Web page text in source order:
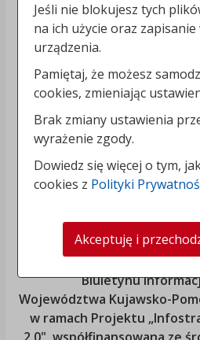
„Rozbudowa i modernizacja
Biuletynu
Województwa Kujawsko-
w ramach Projektu
Jeśli nie blokujesz tych
na ich użycie oraz zapisanie
urządzenia.
Pamiętaj, że możesz
cookies, zmieniając
Brak zmiany ustawienia
wyrażenie zgody.
Dowiedz się więcej o tym,
cookies z Polityki
Akceptuję i